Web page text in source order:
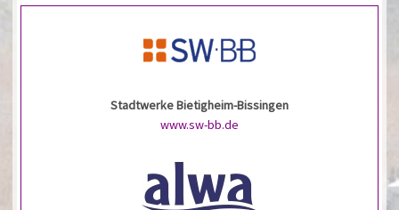
Stadtwerke Bietigheim-Bissingen
www.sw-bb.de